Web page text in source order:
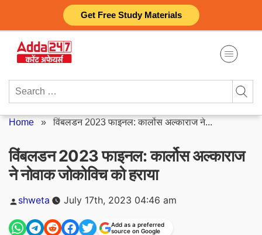
Get Free Study Materials
content
Search
Home »विंबलडन 2023 फाइनल: कार्लोस अल्काराज ने...
विंबलडन 2023 फाइनल: कार्लोस अल्काराज
ने नोवाक जोकोविच को हराया
Posted
by
shweta July 17th, 2023 04:46 am
Add as a preferred
source on Google